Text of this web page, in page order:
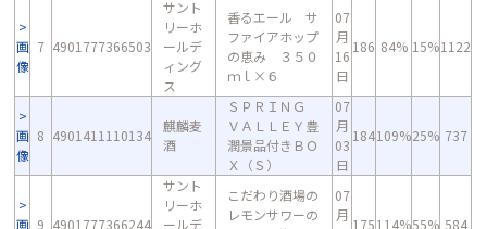
画
像
7 4901777366503
サント
リーホ
ールデ
ィング
ス
香るエール サ
ファイアホップ
の恵み ３５０
ｍｌ×６
07
月
16
日
186 84% 15%1122
画
像
8 4901411110134
麒麟麦
酒
ＳＰＲＩＮＧ
ＶＡＬＬＥＹ豊
潤景品付きＢＯ
Ｘ（Ｓ）
07
月
03
日
184109%25% 737
画 9 4901777366244
サント
リーホ
ールデ
こだわり酒場の
レモンサワーの
07
月
175114%55% 584